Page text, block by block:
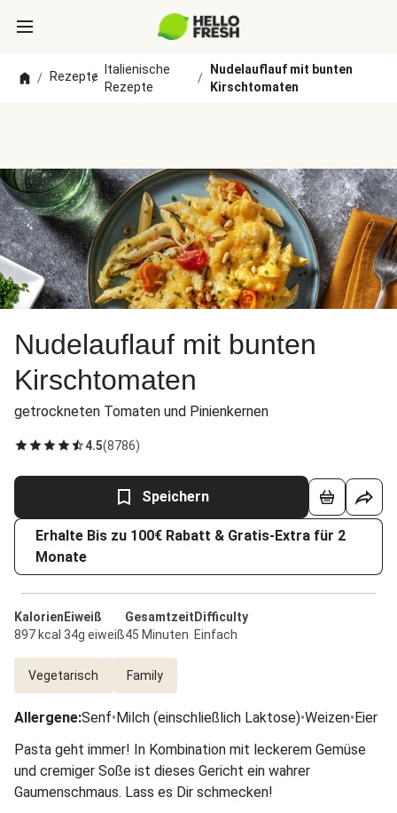
/ Rezepte
/
Italienische
Rezepte
/
Nudelauflauf mit bunten
Kirschtomaten
Nudelauflauf mit bunten
Kirschtomaten
getrockneten Tomaten und Pinienkernen
4.5(8786)
Speichern
Erhalte Bis zu 100€ Rabatt & Gratis-Extra für 2
Monate
Kalorien
897 kcal
Eiweiß
34g eiweiß
Gesamtzeit
45 Minuten
Difficulty
Einfach
Vegetarisch Family
Allergene:Senf•Milch (einschließlich Laktose)•Weizen•Eier
Pasta geht immer! In Kombination mit leckerem Gemüse
und cremiger Soße ist dieses Gericht ein wahrer
Gaumenschmaus. Lass es Dir schmecken!